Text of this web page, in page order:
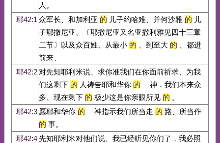
人。
耶42:1 众军长、和加利亚 的 儿子约哈难、并何沙雅 的 儿
子耶撒尼亚、〔耶撒尼亚又名亚撒利雅见四十三章
二节〕以及众百姓、从最小 的 、到至大 的 、都进
前来、
耶42:2 对先知耶利米说、求你准我们在你面前祈求、为我
们这剩下 的 人祷告耶和华你 的 神．我们本来众
多、现在剩下 的 极少这是你亲眼所见 的 。
耶42:3 愿耶和华你 的 神指示我们所当走 的 路、所当作
的 事。
耶42:4 先知耶利米对他们说、我已经听见你们了．我必照